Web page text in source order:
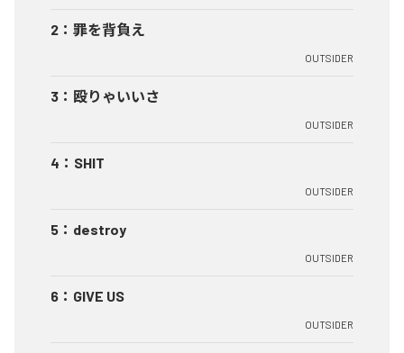
2 ： 罪を背負え
OUTSIDER
3 ： 殴りゃいいさ
OUTSIDER
4 ： SHIT
OUTSIDER
5 ： destroy
OUTSIDER
6 ： GIVE US
OUTSIDER